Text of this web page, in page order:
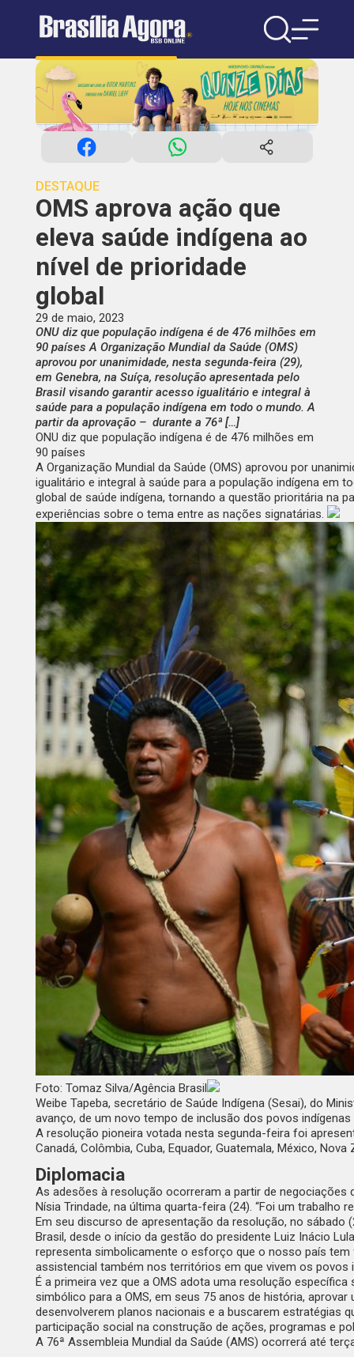
DESTAQUE
OMS aprova ação que
eleva saúde indígena ao
nível de prioridade
global
29 de maio, 2023
ONU diz que população indígena é de 476 milhões em
90 países A Organização Mundial da Saúde (OMS)
aprovou por unanimidade, nesta segunda-feira (29),
em Genebra, na Suíça, resolução apresentada pelo
Brasil visando garantir acesso igualitário e integral à
saúde para a população indígena em todo o mundo. A
partir da aprovação – durante a 76ª […]
ONU diz que população indígena é de 476 milhões em
90 países
A Organização Mundial da Saúde (OMS) aprovou por
igualitário e integral à saúde para a população indígena em
global de saúde indígena, tornando a questão prioritária na
experiências sobre o tema entre as nações signatárias.
Foto: Tomaz Silva/Agência Brasil
Weibe Tapeba, secretário de Saúde Indígena (Sesai), do
avanço, de um novo tempo de inclusão dos povos
A resolução pioneira votada nesta segunda-feira foi
Canadá, Colômbia, Cuba, Equador, Guatemala, México,
Diplomacia
As adesões à resolução ocorreram a partir de negociações
Nísia Trindade, na última quarta-feira (24). “Foi um
Em seu discurso de apresentação da resolução, no sábado
Brasil, desde o início da gestão do presidente Luiz Inácio
representa simbolicamente o esforço que o nosso país
assistencial também nos territórios em que vivem os povos
É a primeira vez que a OMS adota uma resolução
simbólico para a OMS, em seus 75 anos de história,
desenvolverem planos nacionais e a buscarem estratégias
participação social na construção de ações, programas e
A 76ª Assembleia Mundial da Saúde (AMS) ocorrerá até